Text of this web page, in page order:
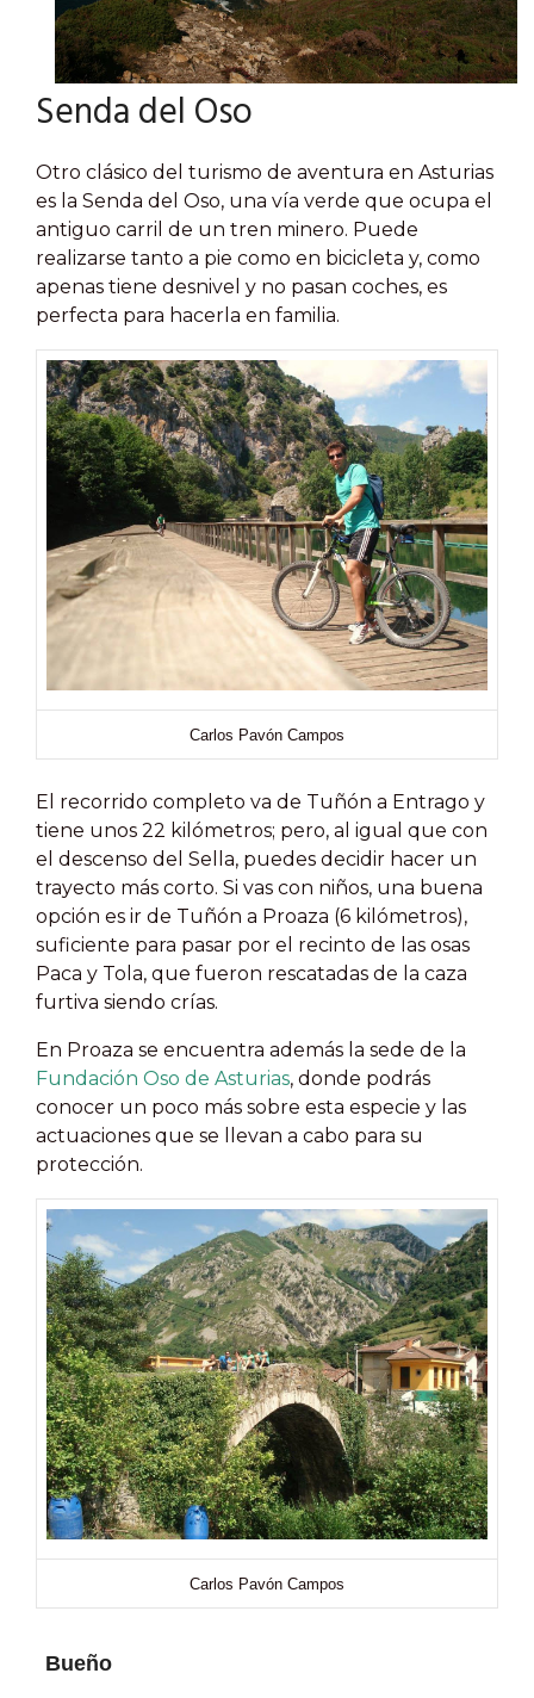
Senda del Oso
Otro clásico del turismo de aventura en Asturias
es la Senda del Oso, una vía verde que ocupa el
antiguo carril de un tren minero. Puede
realizarse tanto a pie como en bicicleta y, como
apenas tiene desnivel y no pasan coches, es
perfecta para hacerla en familia.
Carlos Pavón Campos
El recorrido completo va de Tuñón a Entrago y
tiene unos 22 kilómetros; pero, al igual que con
el descenso del Sella, puedes decidir hacer un
trayecto más corto. Si vas con niños, una buena
opción es ir de Tuñón a Proaza (6 kilómetros),
suficiente para pasar por el recinto de las osas
Paca y Tola, que fueron rescatadas de la caza
furtiva siendo crías.
En Proaza se encuentra además la sede de la
Fundación Oso de Asturias, donde podrás
conocer un poco más sobre esta especie y las
actuaciones que se llevan a cabo para su
protección.
Carlos Pavón Campos
Bueño